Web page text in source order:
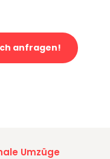
anfragen!
Umzüge